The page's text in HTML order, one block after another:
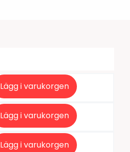
Lägg i varukorgen
Lägg i varukorgen
Lägg i varukorgen